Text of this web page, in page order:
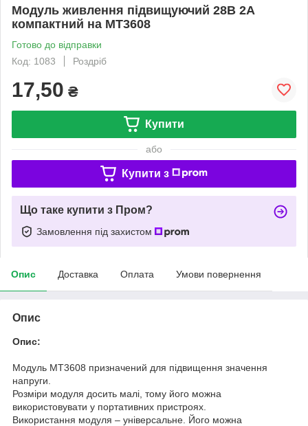
Модуль живлення підвищуючий 28В 2А
компактний на MT3608
Готово до відправки
Код: 1083
Роздріб
17,50 ₴
Купити
або
Купити з
Що таке купити з Пром?
Замовлення під захистом
Опис Доставка Оплата Умови повернення
Опис
Опис:
Модуль MT3608 призначений для підвищення значення
напруги.
Розміри модуля досить малі, тому його можна
використовувати у портативних пристроях.
Використання модуля – універсальне. Його можна